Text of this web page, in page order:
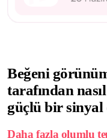
Beğeni
tarafından
güçlü bir
Daha fazla olumlu